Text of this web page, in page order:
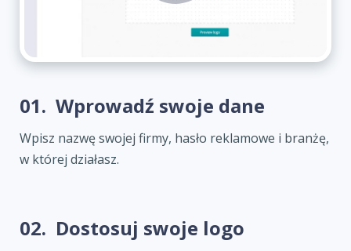
01. Wprowadź swoje dane
Wpisz nazwę swojej firmy, hasło reklamowe i branżę,
w której działasz.
02. Dostosuj swoje logo